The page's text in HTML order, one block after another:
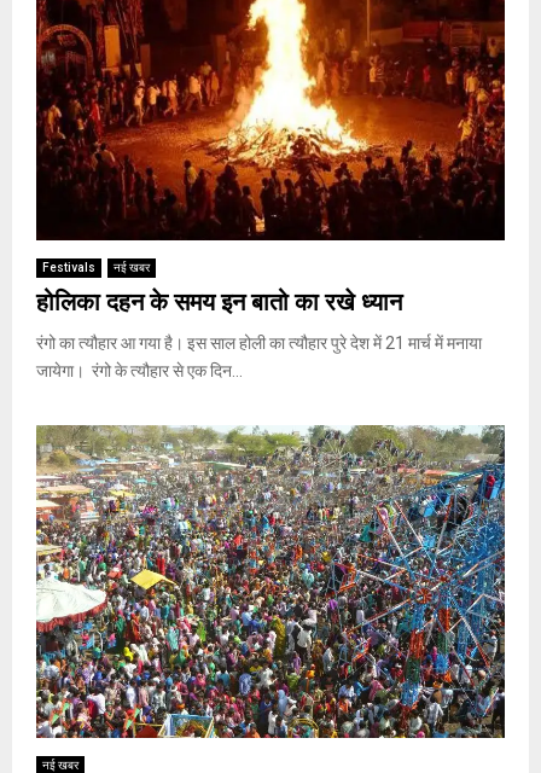
Festivals नई खबर
होलिका दहन के समय इन बातो का रखे ध्यान
रंगो का त्यौहार आ गया है। इस साल होली का त्यौहार पुरे देश में 21 मार्च में मनाया
जायेगा। रंगो के त्यौहार से एक दिन...
नई खबर